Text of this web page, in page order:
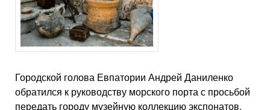
Городской голова Евпатории Андрей Даниленко
обратился к руководству морского порта с просьбой
передать городу музейную коллекцию экспонатов.